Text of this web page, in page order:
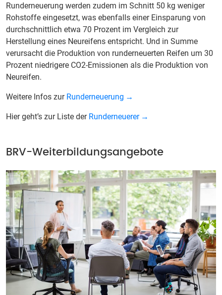
Runderneuerung werden zudem im Schnitt 50 kg weniger
Rohstoffe eingesetzt, was ebenfalls einer Einsparung von
durchschnittlich etwa 70 Prozent im Vergleich zur
Herstellung eines Neureifens entspricht. Und in Summe
verursacht die Produktion von runderneuerten Reifen um 30
Prozent niedrigere CO2-Emissionen als die Produktion von
Neureifen.
Weitere Infos zur Runderneuerung
Hier geht’s zur Liste der Runderneuerer
BRV-Weiterbildungsangebote